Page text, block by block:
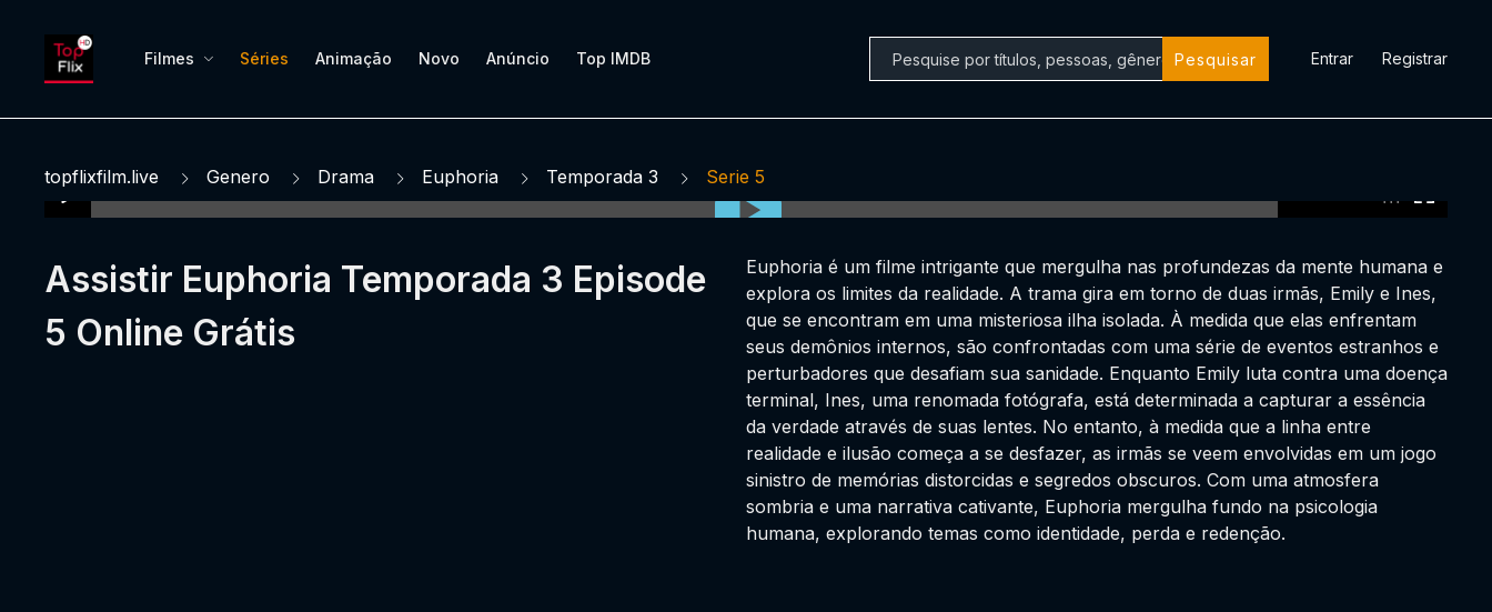
Filmes Séries Animação Novo Anúncio Top IMDB Pesquisar Entrar Registrar
topflixfilm.live Genero Drama Euphoria Temporada 3 Serie 5
Assistir Euphoria Temporada 3 Episode
5 Online Grátis
Euphoria é um filme intrigante que mergulha nas profundezas da mente humana e
explora os limites da realidade. A trama gira em torno de duas irmãs, Emily e Ines,
que se encontram em uma misteriosa ilha isolada. À medida que elas enfrentam
seus demônios internos, são confrontadas com uma série de eventos estranhos e
perturbadores que desafiam sua sanidade. Enquanto Emily luta contra uma doença
terminal, Ines, uma renomada fotógrafa, está determinada a capturar a essência
da verdade através de suas lentes. No entanto, à medida que a linha entre
realidade e ilusão começa a se desfazer, as irmãs se veem envolvidas em um jogo
sinistro de memórias distorcidas e segredos obscuros. Com uma atmosfera
sombria e uma narrativa cativante, Euphoria mergulha fundo na psicologia
humana, explorando temas como identidade, perda e redenção.